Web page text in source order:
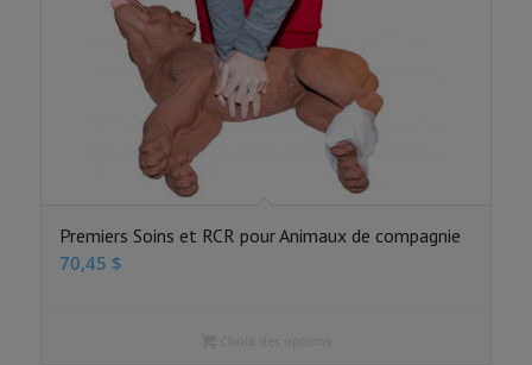
Premiers Soins et RCR pour Animaux de compagnie
70,45 $